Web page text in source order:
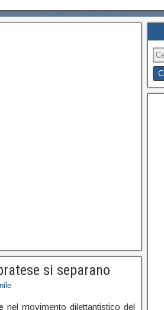
si separano
nel movimento dilettantistico del